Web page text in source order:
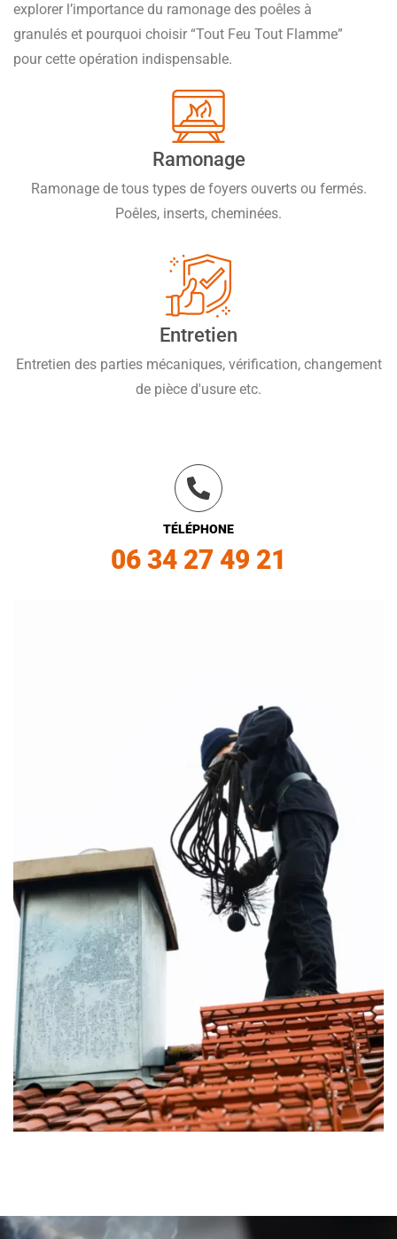
explorer l’importance du ramonage des poêles à
granulés et pourquoi choisir “Tout Feu Tout Flamme”
pour cette opération indispensable.
Ramonage
Ramonage de tous types de foyers ouverts ou fermés.
Poêles, inserts, cheminées.
Entretien
Entretien des parties mécaniques, vérification, changement
de pièce d'usure etc.
TÉLÉPHONE
06 34 27 49 21